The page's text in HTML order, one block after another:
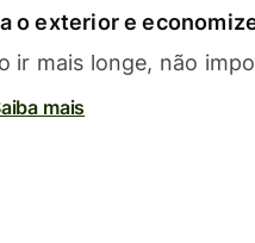
o exterior e
ir mais longe, não
mais